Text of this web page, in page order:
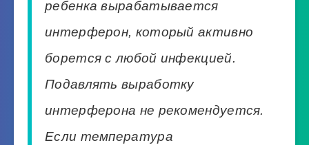
ребенка вырабатывается
интерферон, который активно
борется с любой инфекцией.
Подавлять выработку
интерферона не рекомендуется.
Если температура